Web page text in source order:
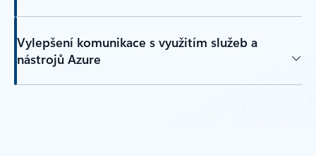
Vylepšení komunikace s využitím služeb a
nástrojů Azure